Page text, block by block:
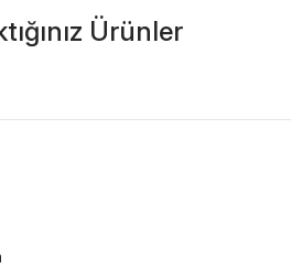
Ürünler